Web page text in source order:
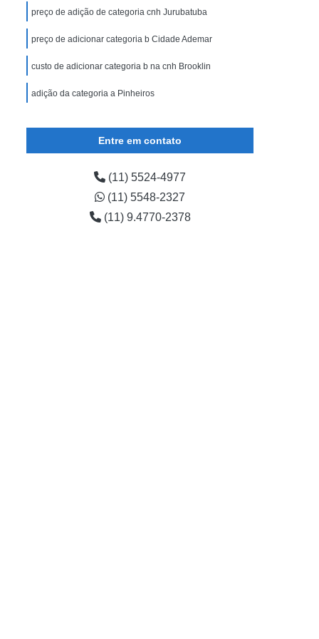
preço de adição de categoria cnh Jurubatuba
preço de adicionar categoria b Cidade Ademar
custo de adicionar categoria b na cnh Brooklin
adição da categoria a Pinheiros
Entre em contato
(11) 5524-4977
(11) 5548-2327
(11) 9.4770-2378